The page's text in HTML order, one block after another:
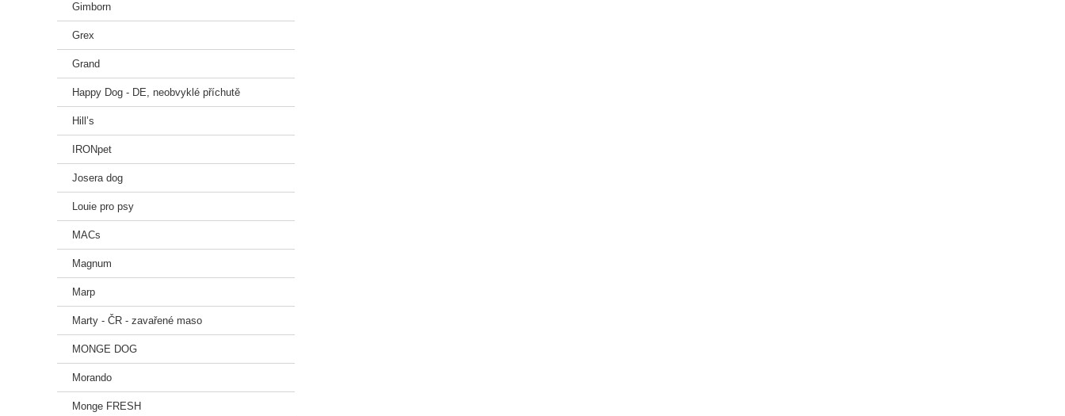
Gimborn
Grex
Grand
Happy Dog - DE, neobvyklé příchutě
Hill’s
IRONpet
Josera dog
Louie pro psy
MACs
Magnum
Marp
Marty - ČR - zavařené maso
MONGE DOG
Morando
Monge FRESH